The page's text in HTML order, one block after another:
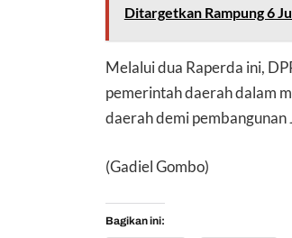
Ditargetkan Rampung 6
Melalui dua Raperda ini,
pemerintah daerah dalam
daerah demi
(Gadiel Gombo)
Bagikan ini: